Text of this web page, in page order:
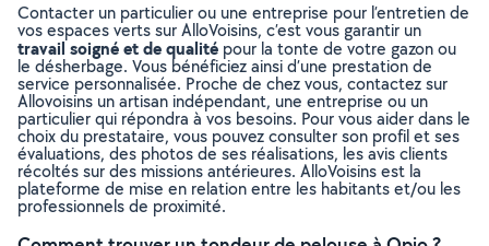
Contacter un particulier ou une entreprise pour l’entretien de
vos espaces verts sur AlloVoisins, c’est vous garantir un
travail soigné et de qualité pour la tonte de votre gazon ou
le désherbage. Vous bénéficiez ainsi d’une prestation de
service personnalisée. Proche de chez vous, contactez sur
Allovoisins un artisan indépendant, une entreprise ou un
particulier qui répondra à vos besoins. Pour vous aider dans le
choix du prestataire, vous pouvez consulter son profil et ses
évaluations, des photos de ses réalisations, les avis clients
récoltés sur des missions antérieures. AlloVoisins est la
plateforme de mise en relation entre les habitants et/ou les
professionnels de proximité.